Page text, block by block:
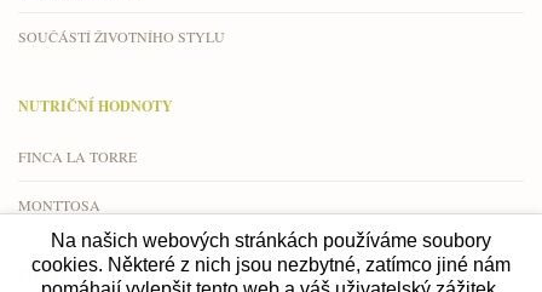
SOUČÁSTÍ ŽIVOTNÍHO STYLU
NUTRIČNÍ HODNOTY
FINCA LA TORRE
MONTTOSA
ZDRAVÍ
Na našich webových stránkách používáme soubory
cookies. Některé z nich jsou nezbytné, zatímco jiné nám